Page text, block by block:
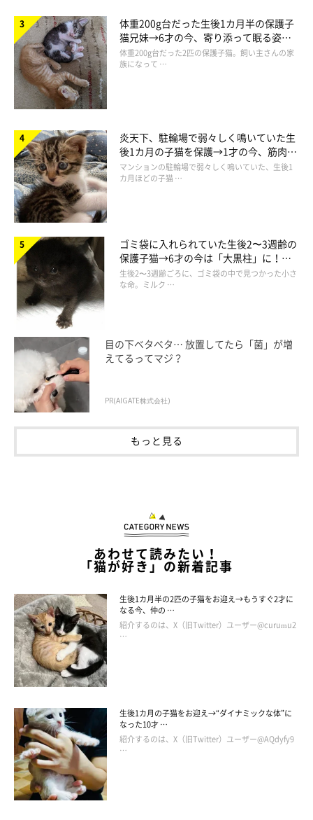
体重200g台だった生後1カ月半の保護子
猫兄妹→6才の今、寄り添って眠る姿に
ほっこり！
体重200g台だった2匹の保護子猫。飼い主さんの家
族になって …
炎天下、駐輪場で弱々しく鳴いていた生
後1カ月の子猫を保護→1才の今、筋肉質
でツンデレなコに成長
マンションの駐輪場で弱々しく鳴いていた、生後1
カ月ほどの子猫 …
ゴミ袋に入れられていた生後2〜3週齢の
保護子猫→6才の今は「大黒柱」に！
美しい黒猫に成長した姿にグッとくる
生後2〜3週齢ごろに、ゴミ袋の中で見つかった小さ
な命。ミルク …
目の下ベタベタ… 放置してたら「菌」が増
えてるってマジ？
PR(AIGATE株式会社)
もっと見る
あわせて読みたい！
「猫が好き」の新着記事
生後1カ月半の2匹の子猫をお迎え→もうすぐ2才に
なる今、仲の …
紹介するのは、X（旧Twitter）ユーザー@curumu2
…
生後1カ月の子猫をお迎え→“ダイナミックな体”に
なった10才 …
紹介するのは、X（旧Twitter）ユーザー@AQdyfy9
…